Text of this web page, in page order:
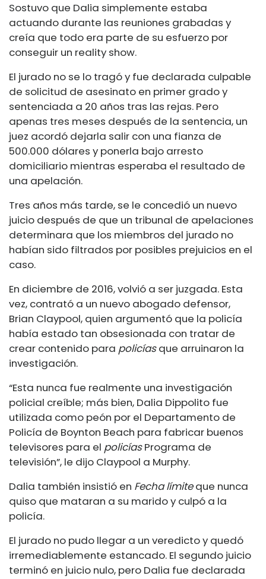
Sostuvo que Dalia simplemente estaba
actuando durante las reuniones grabadas y
creía que todo era parte de su esfuerzo por
conseguir un reality show.
El jurado no se lo tragó y fue declarada culpable
de solicitud de asesinato en primer grado y
sentenciada a 20 años tras las rejas. Pero
apenas tres meses después de la sentencia, un
juez acordó dejarla salir con una fianza de
500.000 dólares y ponerla bajo arresto
domiciliario mientras esperaba el resultado de
una apelación.
Tres años más tarde, se le concedió un nuevo
juicio después de que un tribunal de apelaciones
determinara que los miembros del jurado no
habían sido filtrados por posibles prejuicios en el
caso.
En diciembre de 2016, volvió a ser juzgada. Esta
vez, contrató a un nuevo abogado defensor,
Brian Claypool, quien argumentó que la policía
había estado tan obsesionada con tratar de
crear contenido para policíasque arruinaron la
investigación.
“Esta nunca fue realmente una investigación
policial creíble; más bien, Dalia Dippolito fue
utilizada como peón por el Departamento de
Policía de Boynton Beach para fabricar buenos
televisores para el policías Programa de
televisión”, le dijo Claypool a Murphy.
Dalia también insistió en Fecha límite que nunca
quiso que mataran a su marido y culpó a la
policía.
El jurado no pudo llegar a un veredicto y quedó
irremediablemente estancado. El segundo juicio
terminó en juicio nulo, pero Dalia fue declarada